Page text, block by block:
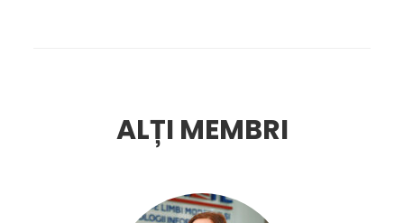
ALȚI MEMBRI